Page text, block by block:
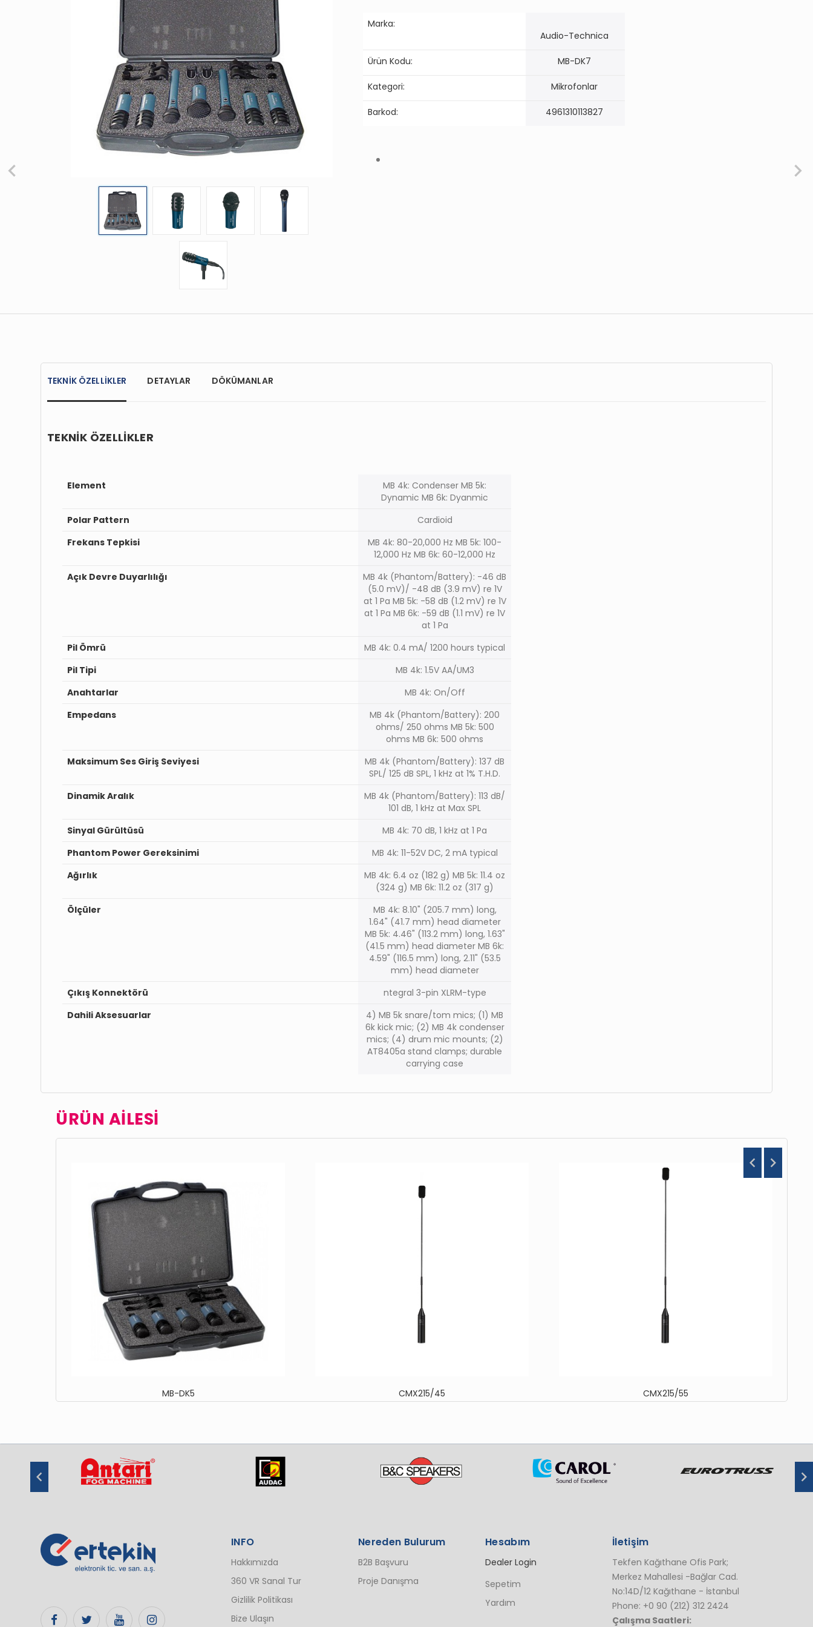
Marka:
Audio-Technica
Ürün Kodu: MB-DK7
Kategori: Mikrofonlar
Barkod: 4961310113827
TEKNİK ÖZELLİKLER DETAYLAR DÖKÜMANLAR
TEKNİK ÖZELLİKLER
Element
MB 4k: Condenser MB 5k:
Dynamic MB 6k: Dyanmic
Polar Pattern
Cardioid
Frekans Tepkisi
MB 4k: 80-20,000 Hz MB 5k: 100-
12,000 Hz MB 6k: 60-12,000 Hz
Açık Devre Duyarlılığı
MB 4k (Phantom/Battery): -46 dB
(5.0 mV)/ -48 dB (3.9 mV) re 1V
at 1 Pa MB 5k: -58 dB (1.2 mV) re 1V
at 1 Pa MB 6k: -59 dB (1.1 mV) re 1V
at 1 Pa
Pil Ömrü
MB 4k: 0.4 mA/ 1200 hours typical
Pil Tipi
MB 4k: 1.5V AA/UM3
Anahtarlar
MB 4k: On/Off
Empedans
MB 4k (Phantom/Battery): 200
ohms/ 250 ohms MB 5k: 500
ohms MB 6k: 500 ohms
Maksimum Ses Giriş Seviyesi
MB 4k (Phantom/Battery): 137 dB
SPL/ 125 dB SPL, 1 kHz at 1% T.H.D.
Dinamik Aralık
MB 4k (Phantom/Battery): 113 dB/
101 dB, 1 kHz at Max SPL
Sinyal Gürültüsü
MB 4k: 70 dB, 1 kHz at 1 Pa
Phantom Power Gereksinimi
MB 4k: 11-52V DC, 2 mA typical
Ağırlık
MB 4k: 6.4 oz (182 g) MB 5k: 11.4 oz
(324 g) MB 6k: 11.2 oz (317 g)
Ölçüler
MB 4k: 8.10" (205.7 mm) long,
1.64" (41.7 mm) head diameter
MB 5k: 4.46" (113.2 mm) long, 1.63"
(41.5 mm) head diameter MB 6k:
4.59" (116.5 mm) long, 2.11" (53.5
mm) head diameter
Çıkış Konnektörü
ntegral 3-pin XLRM-type
Dahili Aksesuarlar
4) MB 5k snare/tom mics; (1) MB
6k kick mic; (2) MB 4k condenser
mics; (4) drum mic mounts; (2)
AT8405a stand clamps; durable
carrying case
ÜRÜN AİLESİ
MB-DK5 CMX215/45 CMX215/55
INFO
Hakkımızda
360 VR Sanal Tur
Gizlilik Politikası
Bize Ulaşın
Nereden Bulurum
B2B Başvuru
Proje Danışma
Hesabım
Dealer Login
Sepetim
Yardım
İletişim
Tekfen Kağıthane Ofis Park;
Merkez Mahallesi -Bağlar Cad.
No:14D/12 Kağıthane - İstanbul
Phone: +0 90 (212) 312 2424
Çalışma Saatleri: